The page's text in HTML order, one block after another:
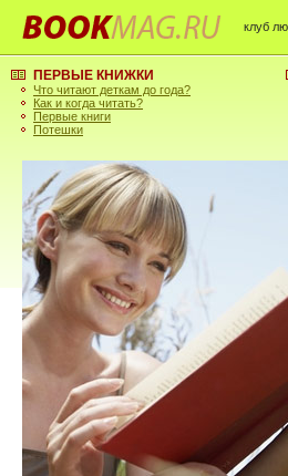
клуб
ПЕРВЫЕ КНИЖКИ
Что читают деткам до года?
Как и когда читать?
Первые книги
Потешки